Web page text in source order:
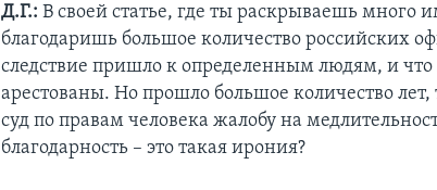
Д.Г.:В своей статье, где ты раскрываешь много
благодаришь большое количество российских
следствие пришло к определенным людям, и
арестованы. Но прошло большое количество
суд по правам человека жалобу на
благодарность – это такая ирония?